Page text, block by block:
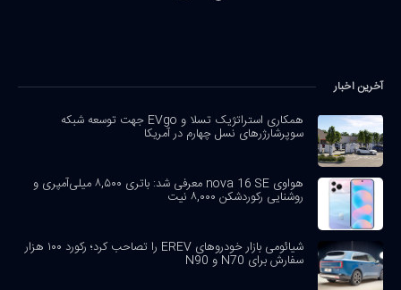
آخرین اخبار
همکاری استراتژیک تسلا و EVgo جهت توسعه شبکه
سوپرشارژرهای نسل چهارم در آمریکا
هواوی nova 16 SE معرفی شد: باتری ۸,۵۰۰ میلی‌آمپری و
روشنایی رکوردشکن ۸,۰۰۰ نیت
شیائومی بازار خودروهای EREV را تصاحب کرد؛ رکورد ۱۰۰ هزار
سفارش برای N70 و N90